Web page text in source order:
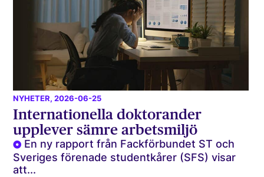
NYHETER, 2026-06-25
Internationella doktorander
upplever sämre arbetsmiljö
En ny rapport från Fackförbundet ST och
Sveriges förenade studentkårer (SFS) visar
att...